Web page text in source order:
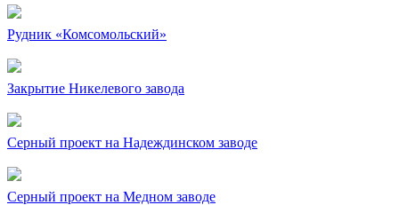
Рудник «Комсомольский»
Закрытие Никелевого завода
Серный проект на Надеждинском заводе
Серный проект на Медном заводе